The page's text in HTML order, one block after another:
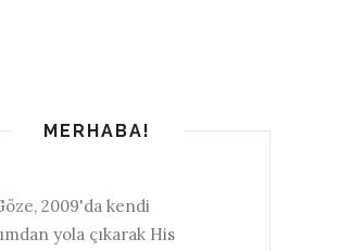
MERHABA!
2009'da kendi
yola çıkarak His